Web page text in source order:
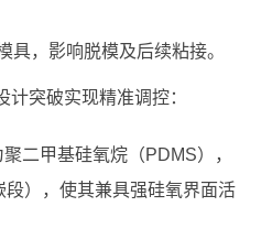
，影响脱模及后续粘接。
计突破实现精准调控：
二甲基硅氧烷（PDMS），
），使其兼具强硅氧界面活